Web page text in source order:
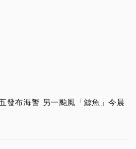
發布海警 另一颱風「鯨魚」今晨